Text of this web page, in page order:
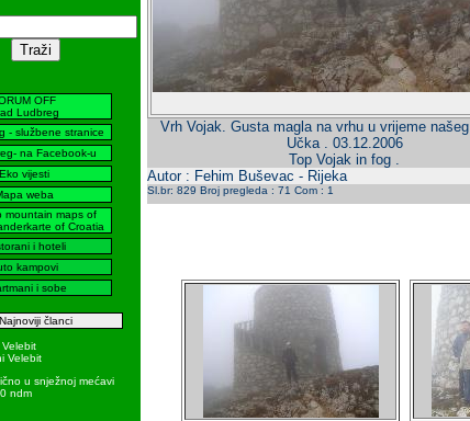
OFF
Ludbreg
- službene stranice
na Facebook-u
Eko vijesti
weba
mountain maps of
of Croatia
i hoteli
kampovi
i sobe
Najnoviji članci
Velebit
u snježnoj mećavi
ndm
Vrh Vojak. Gusta magla na vrhu u vrijeme
Učka . 03.12.2006
Top Vojak in fog .
Autor : Fehim Buševac - Rijeka
Sl.br: 829 Broj pregleda : 71 Com : 1